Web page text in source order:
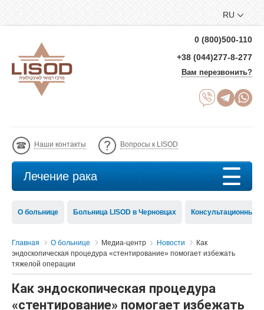
RU
0 (800)500-110
+38 (044)277-8-277
Вам перезвонить?
Наши контакты Вопросы к LISOD
Лечение рака
О больнице Больница LISOD в Черновцах Консультационный
Главная О больнице Медиа-центр Новости
Как
эндоскопическая процедура «стентирование» помогает избежать
тяжелой операции
Как эндоскопическая процедура
«стентирование» помогает избежать